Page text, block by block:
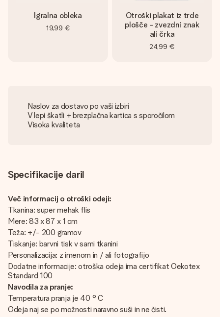
Igralna obleka
19,99 €
Otroški plakat iz trde
plošče - zvezdni znak
ali črka
24,99 €
Naslov za dostavo po vaši izbiri
V lepi škatli + brezplačna kartica s sporočilom
Visoka kvaliteta
Specifikacije daril
Več informacij o otroški odeji:
Tkanina: super mehak flis
Mere: 83 x 87 x 1 cm
Teža: +/- 200 gramov
Tiskanje: barvni tisk v sami tkanini
Personalizacija: z imenom in / ali fotografijo
Dodatne informacije: otroška odeja ima certifikat Oekotex
Standard 100
Navodila za pranje:
Temperatura pranja je 40 ° C
Odeja naj se po možnosti naravno suši in ne čisti.